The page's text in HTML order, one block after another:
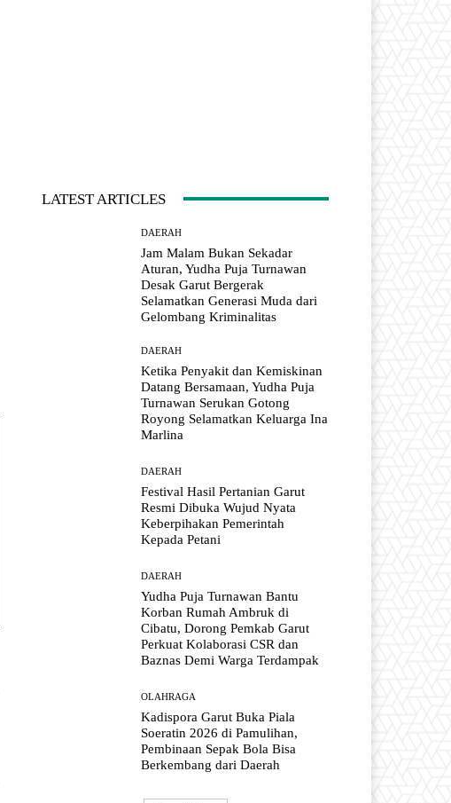
LATEST ARTICLES
DAERAH
Jam Malam Bukan Sekadar
Aturan, Yudha Puja Turnawan
Desak Garut Bergerak
Selamatkan Generasi Muda dari
Gelombang Kriminalitas
DAERAH
Ketika Penyakit dan Kemiskinan
Datang Bersamaan, Yudha Puja
Turnawan Serukan Gotong
Royong Selamatkan Keluarga Ina
Marlina
DAERAH
Festival Hasil Pertanian Garut
Resmi Dibuka Wujud Nyata
Keberpihakan Pemerintah
Kepada Petani
DAERAH
Yudha Puja Turnawan Bantu
Korban Rumah Ambruk di
Cibatu, Dorong Pemkab Garut
Perkuat Kolaborasi CSR dan
Baznas Demi Warga Terdampak
OLAHRAGA
Kadispora Garut Buka Piala
Soeratin 2026 di Pamulihan,
Pembinaan Sepak Bola Bisa
Berkembang dari Daerah